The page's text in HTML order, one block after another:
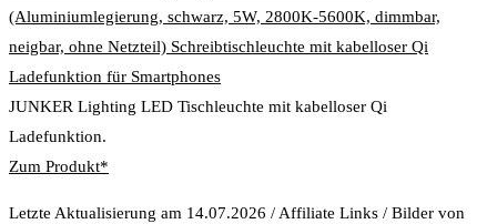
(Aluminiumlegierung, schwarz, 5W, 2800K-5600K, dimmbar,
neigbar, ohne Netzteil) Schreibtischleuchte mit kabelloser Qi
Ladefunktion für Smartphones
JUNKER Lighting LED Tischleuchte mit kabelloser Qi
Ladefunktion.
Zum Produkt*
Letzte Aktualisierung am 14.07.2026 / Affiliate Links / Bilder von